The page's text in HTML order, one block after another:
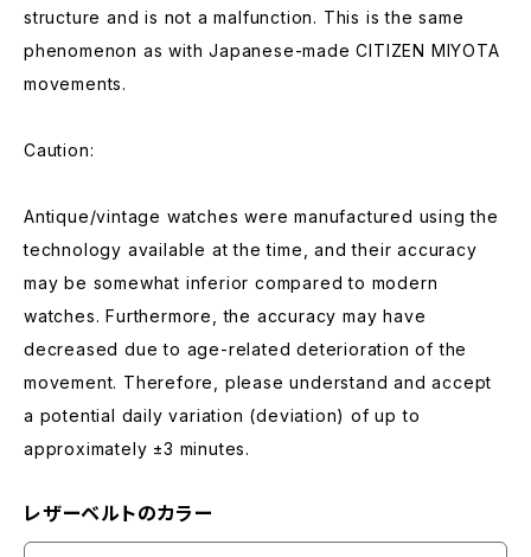
structure and is not a malfunction. This is the same
phenomenon as with Japanese-made CITIZEN MIYOTA
movements.
Caution:
Antique/vintage watches were manufactured using the
technology available at the time, and their accuracy
may be somewhat inferior compared to modern
watches. Furthermore, the accuracy may have
decreased due to age-related deterioration of the
movement. Therefore, please understand and accept
a potential daily variation (deviation) of up to
approximately ±3 minutes.
レザーベルトのカラー